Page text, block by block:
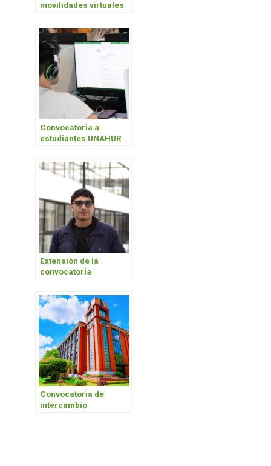
movilidades virtuales
2026
Convocatoria a
estudiantes UNAHUR
cursos virtuales de
investigación de
Özyeğin University
(Turquía)
Extensión de la
convocatoria
intercambio
académico presencial
Convocatoria de
intercambio